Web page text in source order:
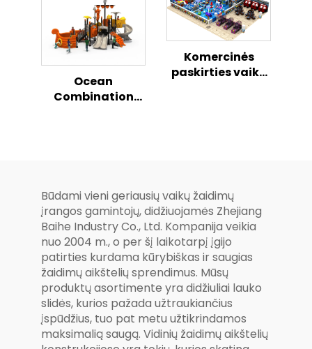
Ocean
Combination
Komercinės
paskirties vaikų
Būdami vieni geriausių vaikų žaidimų
įrangos gamintojų, didžiuojamės Zhejiang
Baihe Industry Co., Ltd. Kompanija veikia
nuo 2004 m., o per šį laikotarpį įgijo
patirties kurdama kūrybiškas ir saugias
žaidimų aikštelių sprendimus. Mūsų
produktų asortimente yra didžiuliai lauko
slidės, kurios pažada užtraukiančius
įspūdžius, tuo pat metu užtikrindamos
maksimalią saugą. Vidinių žaidimų aikštelių